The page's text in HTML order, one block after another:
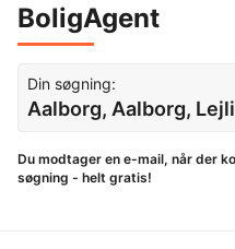
BoligAgent
Din søgning:
Aalborg, Aalborg,
Du modtager en e-mail, når der
søgning - helt gratis!